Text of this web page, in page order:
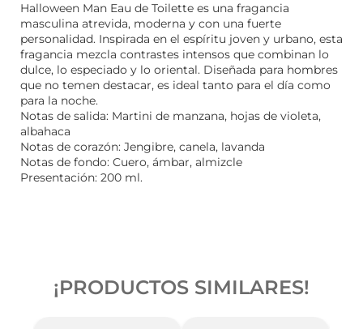
Halloween Man Eau de Toilette es una fragancia
masculina atrevida, moderna y con una fuerte
personalidad. Inspirada en el espíritu joven y urbano, esta
fragancia mezcla contrastes intensos que combinan lo
dulce, lo especiado y lo oriental. Diseñada para hombres
que no temen destacar, es ideal tanto para el día como
para la noche.
Notas de salida: Martini de manzana, hojas de violeta,
albahaca
Notas de corazón: Jengibre, canela, lavanda
Notas de fondo: Cuero, ámbar, almizcle
Presentación: 200 ml.
¡PRODUCTOS SIMILARES!